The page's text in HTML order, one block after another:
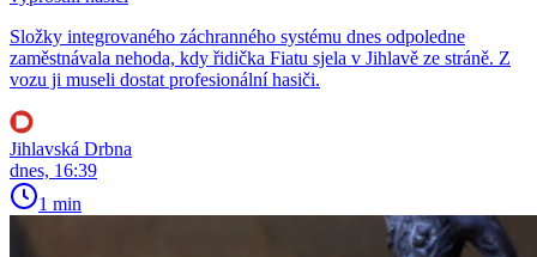
Složky integrovaného záchranného systému dnes odpoledne
zaměstnávala nehoda, kdy řidička Fiatu sjela v Jihlavě ze stráně. Z
vozu ji museli dostat profesionální hasiči.
Jihlavská Drbna
dnes, 16:39
1 min